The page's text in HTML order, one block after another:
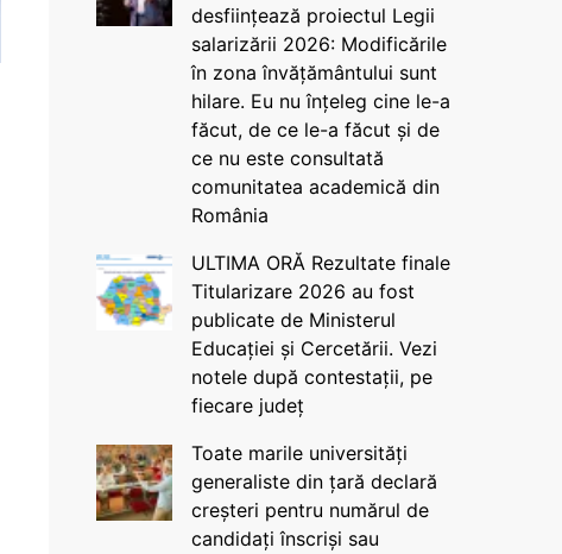
desființează proiectul Legii
salarizării 2026: Modificările
în zona învățământului sunt
hilare. Eu nu înțeleg cine le-a
făcut, de ce le-a făcut și de
ce nu este consultată
comunitatea academică din
România
ULTIMA ORĂ Rezultate finale
Titularizare 2026 au fost
publicate de Ministerul
Educației și Cercetării. Vezi
notele după contestații, pe
fiecare județ
Toate marile universități
generaliste din țară declară
creșteri pentru numărul de
candidați înscriși sau